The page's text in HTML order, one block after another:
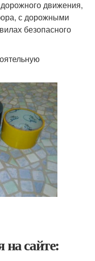
движения,
с дорожными
безопасного
на сайте: